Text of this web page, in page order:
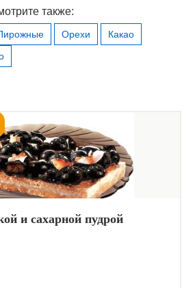
также:
Орехи
Какао
и сахарной пудрой